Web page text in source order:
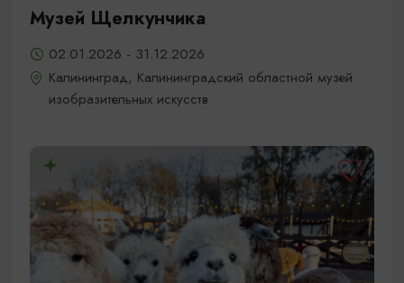
Музей Щелкунчика
02.01.2026 - 31.12.2026
Калининград, Калининградский областной музей
изобразительных искусств